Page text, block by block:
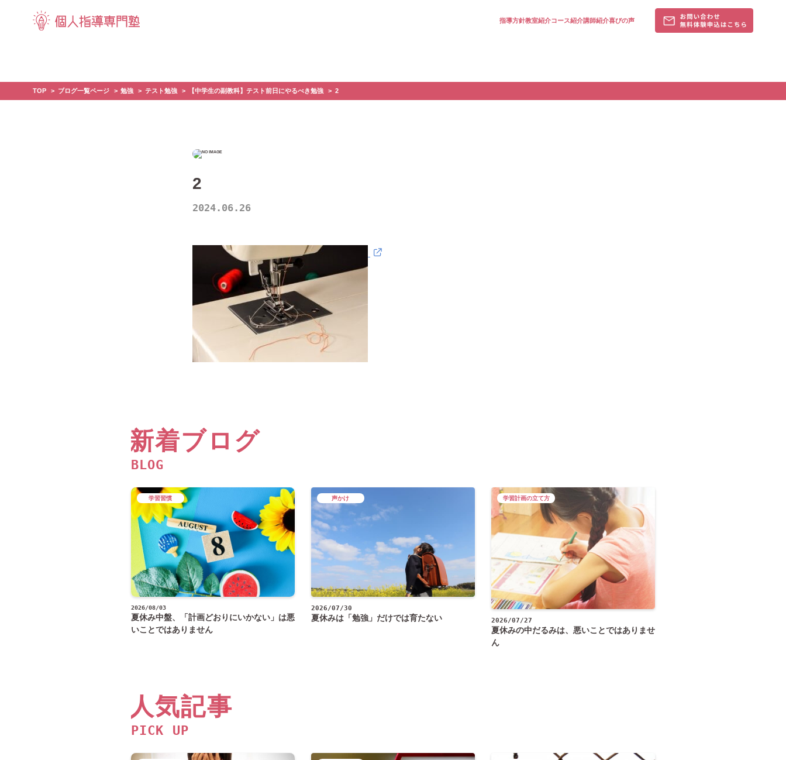
指導方針教室紹介コース紹介講師紹介喜びの声
TOP ブログ一覧ページ 勉強 テスト勉強 【中学生の副教科】テスト前日にやるべき勉強 2
2
2024.06.26
新着ブログ
BLOG
2026/08/03
夏休み中盤、「計画どおりにいかない」は悪
いことではありません
学習習慣
2026/07/30
夏休みは「勉強」だけでは育たない
声かけ
2026/07/27
夏休みの中だるみは、悪いことではありませ
ん
学習計画の立て方
人気記事
PICK UP